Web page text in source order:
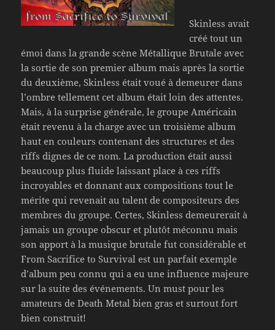
Skinless avait
créé tout un
émoi dans la grande scène Métallique Brutale avec
la sortie de son premier album mais après la sortie
du deuxième, Skinless était voué à demeurer dans
l’ombre tellement cet album était loin des attentes.
Mais, à la surprise générale, le groupe Américain
était revenu à la charge avec un troisième album
haut en couleurs contenant des structures et des
riffs dignes de ce nom. La production était aussi
beaucoup plus fluide laissant place à ces riffs
incroyables et donnant aux compositions tout le
mérite qui revenait au talent de compositeurs des
membres du groupe. Certes, Skinless demeurerait à
jamais un groupe obscur et plutôt méconnu mais
son apport à la musique brutale fut considérable et
From Sacrifice to Survival est un parfait exemple
d’album peu connu qui a eu une influence majeure
sur la suite des événements. Un must pour les
amateurs de Death Metal bien gras et surtout fort
bien construit!